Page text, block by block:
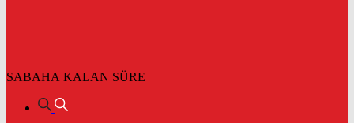
SABAHA KALAN SÜRE